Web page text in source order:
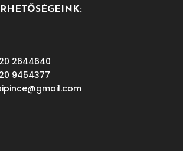
2644640
9454377